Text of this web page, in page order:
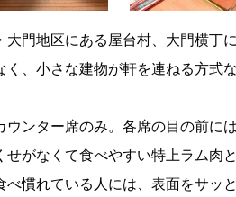
大門地区にある屋台村、大門横丁
、小さな建物が軒を連ねる方式
ウンター席のみ。各席の目の前に
せがなくて食べやすい特上ラム肉
べ慣れている人には、表面をサッ